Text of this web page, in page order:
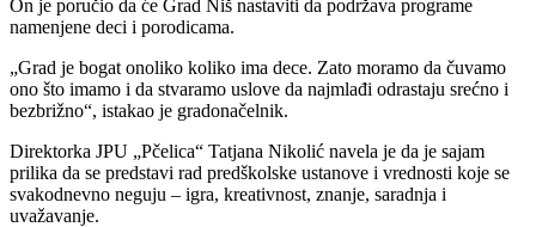
On je poručio da će Grad Niš nastaviti da podržava programe
namenjene deci i porodicama.
„Grad je bogat onoliko koliko ima dece. Zato moramo da čuvamo
ono što imamo i da stvaramo uslove da najmlađi odrastaju srećno i
bezbrižno“, istakao je gradonačelnik.
Direktorka JPU „Pčelica“ Tatjana Nikolić navela je da je sajam
prilika da se predstavi rad predškolske ustanove i vrednosti koje se
svakodnevno neguju – igra, kreativnost, znanje, saradnja i
uvažavanje.